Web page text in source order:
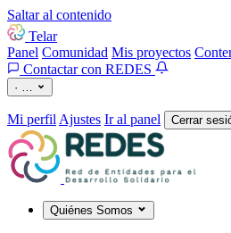
Saltar al contenido
Telar
Panel Comunidad Mis proyectos
Contactar con REDES
· …
Mi perfil Ajustes Ir al panel Cerrar
Quiénes Somos